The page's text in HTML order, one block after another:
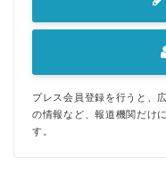
プレス会員登録を行うと、
の情報など、報道機関だけ
す。